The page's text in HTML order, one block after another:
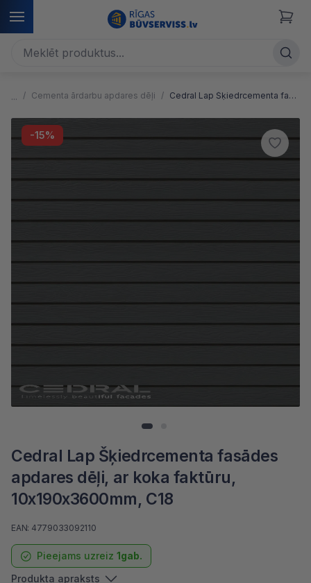
Cementa ārdarbu apdares dēļi Cedral Lap Šķiedrcementa fasādes apdares dēļi, ar koka faktūru
-15%
Cedral Lap Šķiedrcementa fasādes
apdares dēļi, ar koka faktūru,
10x190x3600mm, C18
Pieejams uzreiz 1gab.
EAN: 4779033092110
Produkta apraksts